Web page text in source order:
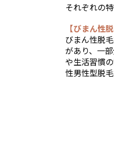
それぞれの
【びまん性
びまん性脱
があり、一
や生活習慣
性男性型脱